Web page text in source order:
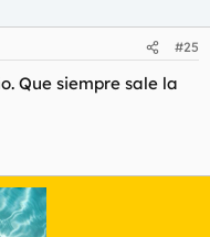
#25
Que siempre sale la